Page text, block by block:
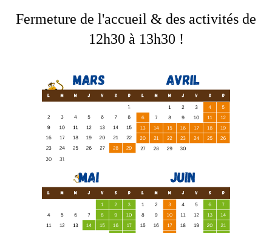
Fermeture de l'accueil & des activités de
12h30 à 13h30 !